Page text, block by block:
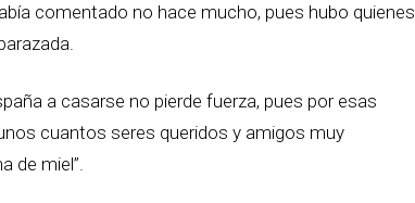
comentado no hace mucho, pues hubo quienes
a casarse no pierde fuerza, pues por esas
cuantos seres queridos y amigos muy
de miel”.